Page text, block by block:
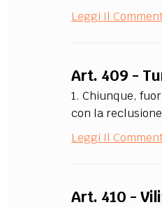
Leggi Il
Art. 409 -
1. Chiunque,
con la
Leggi Il
Art. 410 -